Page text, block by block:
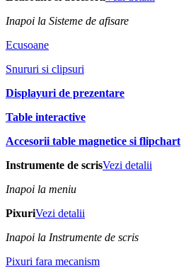
Inapoi la Sisteme de afisare
Ecusoane
Snururi si clipsuri
Displayuri de prezentare
Table interactive
Accesorii table magnetice si flipchart
Instrumente de scrisVezi detalii
Inapoi la meniu
PixuriVezi detalii
Inapoi la Instrumente de scris
Pixuri fara mecanism